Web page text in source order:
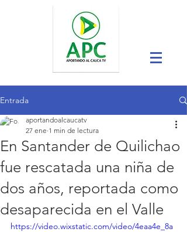
Entrada
En Santander de Quilichao
fue rescatada una niña de
dos años, reportada como
desaparecida en el Valle
aportandoalcaucatv
27 ene 1 min de lectura
https://video.wixstatic.com/video/4eaa4e_8a